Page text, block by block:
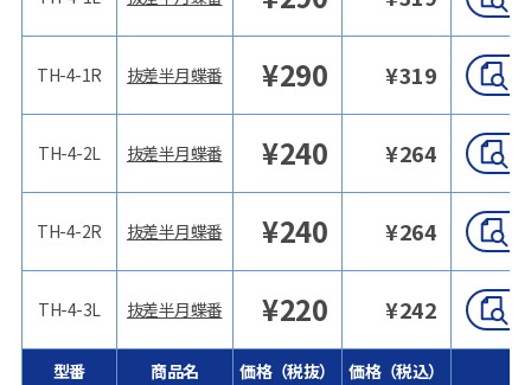
TH-4-1R
TH-4-2L
TH-4-2R
TH-4-3L
型番
抜差半月蝶番 ¥290 ¥319
抜差半月蝶番 ¥240 ¥264
抜差半月蝶番 ¥240 ¥264
抜差半月蝶番 ¥220 ¥242
商品名 価格（税抜） 価格（税込）